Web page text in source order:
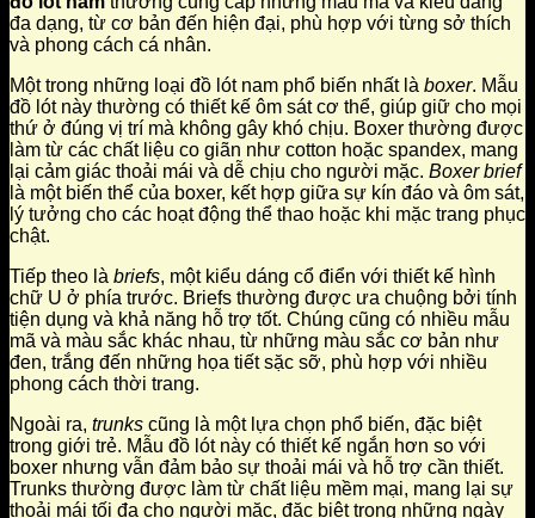
đa dạng, từ cơ bản đến hiện đại, phù hợp với từng sở thích
và phong cách cá nhân.
Một trong những loại đồ lót nam phổ biến nhất là boxer. Mẫu
đồ lót này thường có thiết kế ôm sát cơ thể, giúp giữ cho mọi
thứ ở đúng vị trí mà không gây khó chịu. Boxer thường được
làm từ các chất liệu co giãn như cotton hoặc spandex, mang
lại cảm giác thoải mái và dễ chịu cho người mặc. Boxer brief
là một biến thể của boxer, kết hợp giữa sự kín đáo và ôm sát,
lý tưởng cho các hoạt động thể thao hoặc khi mặc trang phục
chật.
Tiếp theo là briefs, một kiểu dáng cổ điển với thiết kế hình
chữ U ở phía trước. Briefs thường được ưa chuộng bởi tính
tiện dụng và khả năng hỗ trợ tốt. Chúng cũng có nhiều mẫu
mã và màu sắc khác nhau, từ những màu sắc cơ bản như
đen, trắng đến những họa tiết sặc sỡ, phù hợp với nhiều
phong cách thời trang.
Ngoài ra, trunks cũng là một lựa chọn phổ biến, đặc biệt
trong giới trẻ. Mẫu đồ lót này có thiết kế ngắn hơn so với
boxer nhưng vẫn đảm bảo sự thoải mái và hỗ trợ cần thiết.
Trunks thường được làm từ chất liệu mềm mại, mang lại sự
thoải mái tối đa cho người mặc, đặc biệt trong những ngày